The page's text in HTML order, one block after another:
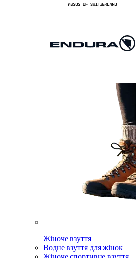
Жіноче взуття
Водне взуття для жінок
Жіноче спортивне взуття